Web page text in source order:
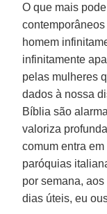
O que mais
homem
infinitamente
pelas mulheres
dados à nossa
Bíblia são
valoriza
comum entra
paróquias
por semana,
dias úteis, eu